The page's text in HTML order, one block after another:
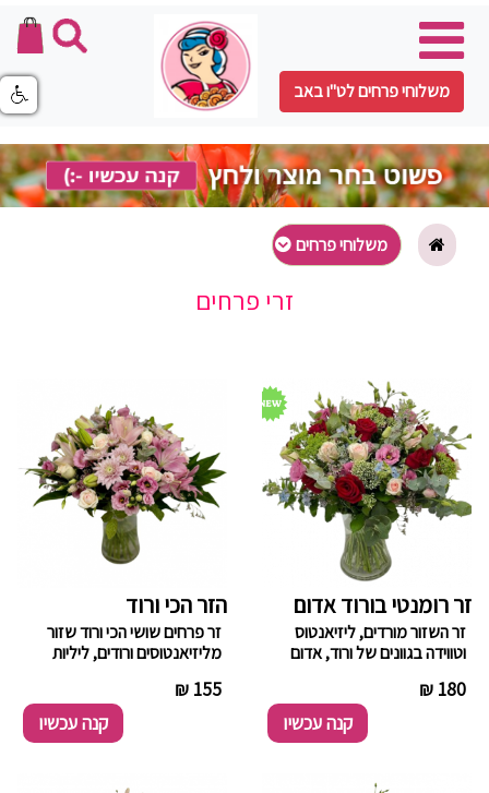
משלוחי פרחים לט"ו באב
משלוחי פרחים
זרי פרחים
זר רומנטי בורוד אדום
זר השזור מורדים, ליזיאנטוס
וטווידה בגוונים של ורוד, אדום
שימו לב! במידה ואחד או יותר
ממרכיבי ההזמנה חסרים
במלאי, נדאג להחליפם
180 ₪
קנה עכשיו
הזר הכי ורוד
זר פרחים שושי הכי ורוד שזור
מליזיאנטוסים ורודים, ליליות
ירוקות בשילוב ירק וענפי קישוט.
155 ₪
קנה עכשיו